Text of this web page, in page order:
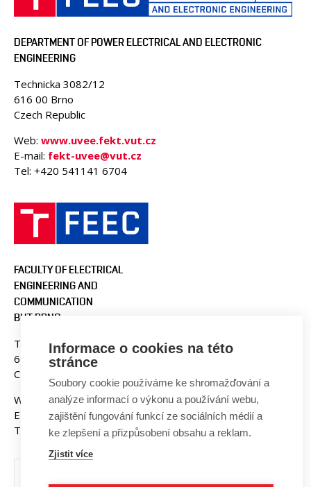
DEPARTMENT OF POWER ELECTRICAL AND ELECTRONIC
ENGINEERING
Technicka 3082/12
616 00 Brno
Czech Republic
Web: www.uvee.fekt.vut.cz
E-mail: fekt-uvee@vut.cz
Tel: +420 541141 6704
FACULTY OF ELECTRICAL
ENGINEERING AND
COMMUNICATION
BUT BRNO
Technicka 3058/10
616 00 Brno
Czech Republic
Web:
www.fekt.vut.cz
E-mail: fekt-info@vut.cz
Tel: +420 541 141 111
Informace o cookies na této
stránce
Soubory cookie používáme ke shromažďování a
analýze informací o výkonu a používání webu,
zajištění fungování funkcí ze sociálních médií a
ke zlepšení a přizpůsobení obsahu a reklam.
Zjistit více